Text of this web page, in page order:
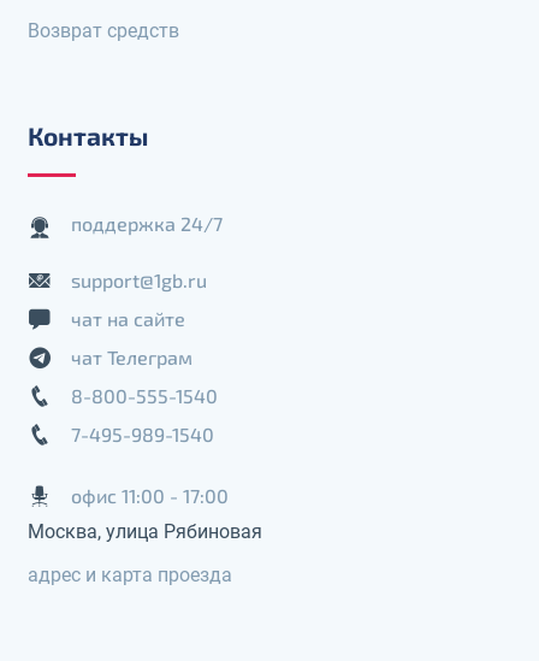
Возврат средств
Контакты
поддержка 24/7
support@1gb.ru
чат на сайте
чат Телеграм
8-800-555-1540
7-495-989-1540
офис 11:00 - 17:00
Москва, улица Рябиновая
адрес и карта проезда